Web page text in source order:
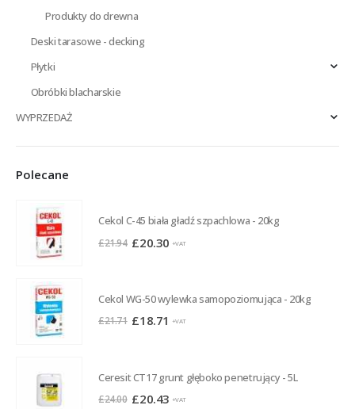
Produkty do drewna
Deski tarasowe - decking
Płytki
Obróbki blacharskie
WYPRZEDAŻ
Polecane
Cekol C-45 biała gładź szpachlowa - 20kg
£21.94 Pierwotna
£21.94.
£20.30 Aktualna
£20.30.
+VAT
Cekol WG-50 wylewka samopoziomująca - 20kg
£21.71 Pierwotna
£21.71.
£18.71 Aktualna
£18.71.
+VAT
Ceresit CT17 grunt głęboko penetrujący - 5L
£24.00 Pierwotna
£20.43 Aktualna
+VAT